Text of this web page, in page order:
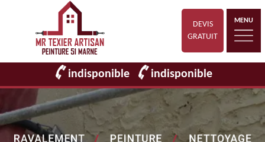
DEVIS
GRATUIT
MENU
indisponible indisponible